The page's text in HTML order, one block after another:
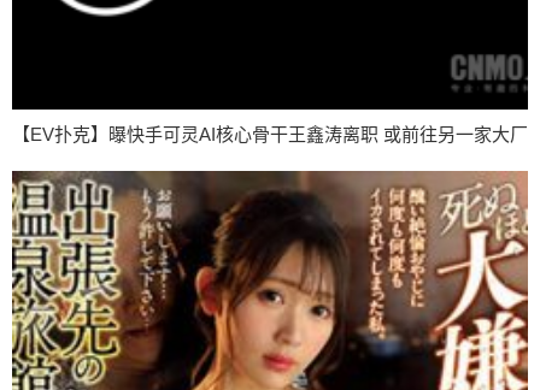
【EV扑克】曝快手可灵AI核心骨干王鑫涛离职 或前往另一家大厂